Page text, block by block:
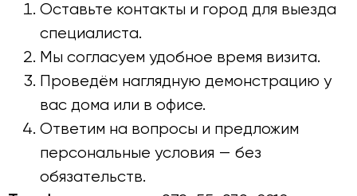
Оставьте контакты и город для выезда
специалиста.
Мы согласуем удобное время визита.
Проведём наглядную демонстрацию у
вас дома или в офисе.
Ответим на вопросы и предложим
персональные условия — без
обязательств.